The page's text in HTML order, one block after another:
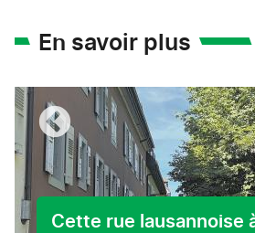
En savoir plus
Cette rue lausannoise